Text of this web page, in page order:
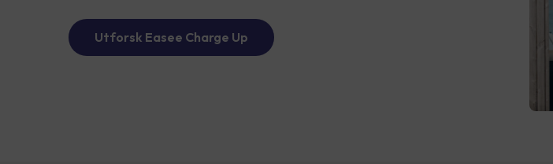
Utforsk Easee Charge Up